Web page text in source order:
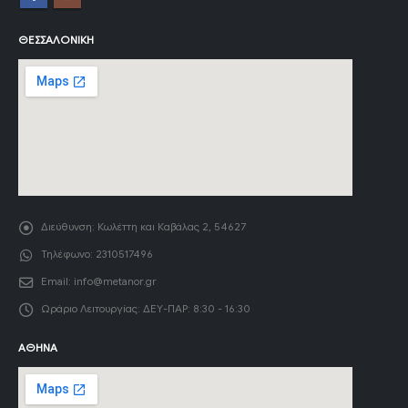
ΘΕΣΣΑΛΟΝΊΚΗ
Διεύθυνση: Κωλέττη και Καβάλας 2, 54627
Τηλέφωνο: 2310517496
Email: info@metanor.gr
Ωράριο Λειτουργίας: ΔΕΥ-ΠΑΡ: 8:30 - 16:30
ΑΘΉΝΑ